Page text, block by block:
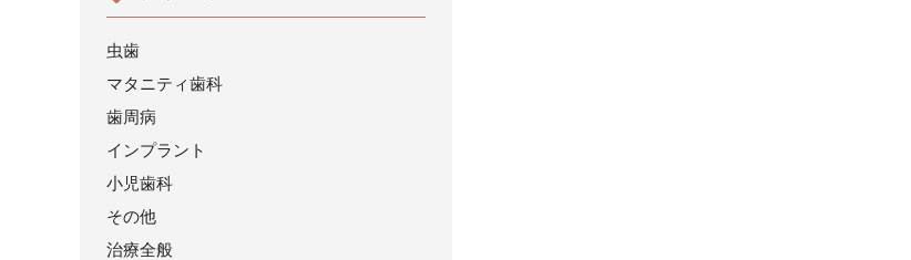
虫歯
マタニティ歯科
歯周病
インプラント
小児歯科
その他
治療全般